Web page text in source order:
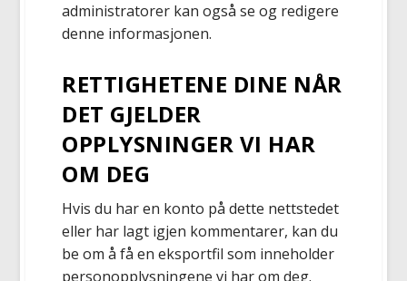
administratorer kan også se og redigere
denne informasjonen.
RETTIGHETENE DINE NÅR
DET GJELDER
OPPLYSNINGER VI HAR
OM DEG
Hvis du har en konto på dette nettstedet
eller har lagt igjen kommentarer, kan du
be om å få en eksportfil som inneholder
personopplysningene vi har om deg.